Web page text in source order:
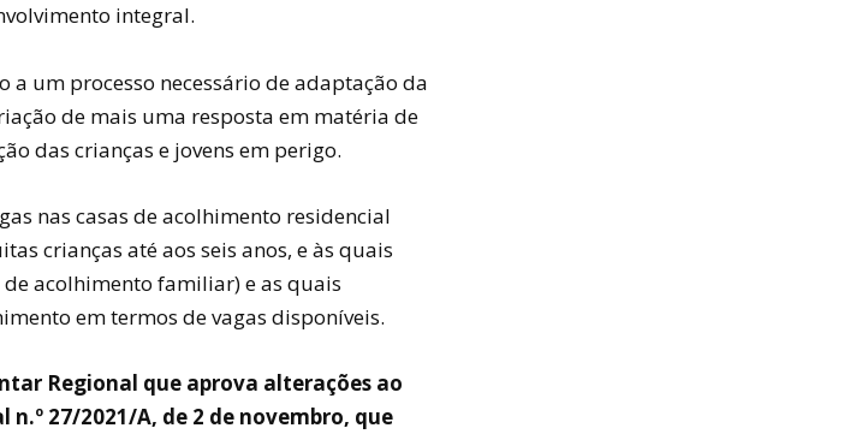
integral.
a um processo necessário de adaptação da
de mais uma resposta em matéria de
das crianças e jovens em perigo.
nas casas de acolhimento residencial
crianças até aos seis anos, e às quais
acolhimento familiar) e as quais
em termos de vagas disponíveis.
Regional que aprova alterações ao
27/2021/A, de 2 de novembro, que